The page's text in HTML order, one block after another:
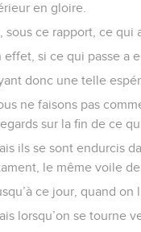
en gloire.
sous ce rapport, ce qui
effet, si ce qui passe a
donc une telle
ne faisons pas
sur la fin de ce
ils se sont endurcis
le même voile
ce jour, quand
lorsqu’on se tourne